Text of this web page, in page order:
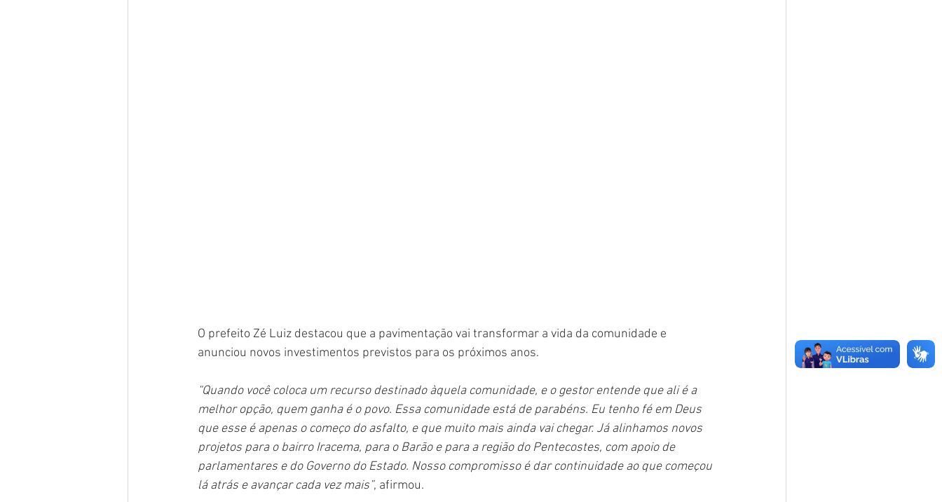
O prefeito Zé Luiz destacou que a pavimentação vai transformar a vida da comunidade e
anunciou novos investimentos previstos para os próximos anos.
“Quando você coloca um recurso destinado àquela comunidade, e o gestor entende que ali é a
melhor opção, quem ganha é o povo. Essa comunidade está de parabéns. Eu tenho fé em Deus
que esse é apenas o começo do asfalto, e que muito mais ainda vai chegar. Já alinhamos novos
projetos para o bairro Iracema, para o Barão e para a região do Pentecostes, com apoio de
parlamentares e do Governo do Estado. Nosso compromisso é dar continuidade ao que começou
lá atrás e avançar cada vez mais”, afirmou.